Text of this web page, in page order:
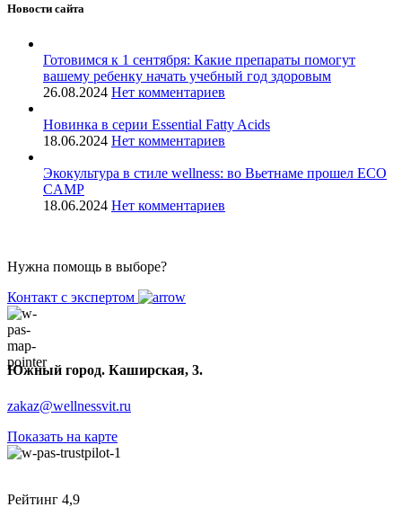
Новости сайта
Готовимся к 1 сентября: Какие препараты помогут
вашему ребенку начать учебный год здоровым
26.08.2024 Нет комментариев
Новинка в серии Essential Fatty Acids
18.06.2024 Нет комментариев
Экокультура в стиле wellness: во Вьетнаме прошел ECO
CAMP
18.06.2024 Нет комментариев
Нужна помощь в выборе?
Контакт с экспертом
Южный город. Каширская, 3.
zakaz@wellnessvit.ru
Показать на карте
Рейтинг 4,9